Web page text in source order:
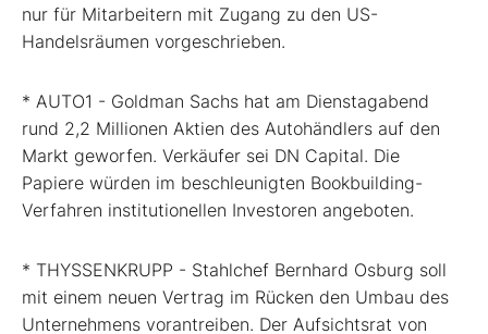
nur für Mitarbeitern mit Zugang zu den US-
Handelsräumen vorgeschrieben.
* AUTO1 - Goldman Sachs hat am Dienstagabend
rund 2,2 Millionen Aktien des Autohändlers auf den
Markt geworfen. Verkäufer sei DN Capital. Die
Papiere würden im beschleunigten Bookbuilding-
Verfahren institutionellen Investoren angeboten.
* THYSSENKRUPP - Stahlchef Bernhard Osburg soll
mit einem neuen Vertrag im Rücken den Umbau des
Unternehmens vorantreiben. Der Aufsichtsrat von